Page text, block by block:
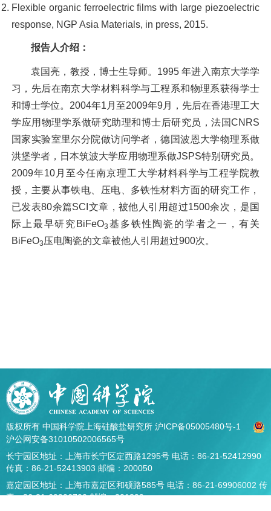
Flexible organic ferroelectric films with large piezoelectric
response, NGP Asia Materials, in press, 2015.
报告人介绍：
袁国亮，教授，博士生导师。1995 年进入南京大学学
习，先后在南京大学材料科学与工程系和物理系获得学士
和博士学位。2004年1月至2009年9月，先后在香港理工大
学应用物理学系做研究助理和博士后研究员，法国CNRS
国家实验室里尔分院做访问学者，德国波恩大学物理系做
洪堡学者，日本筑波大学应用物理系做JSPS特别研究员。
2009年10月至今任南京理工大学材料科学与工程学院教
授，主要从事铁电、压电、多铁性材料方面的研究工作，
已发表80余篇SCI文章，被他人引用超过1500余次，是国
际上最早研究BiFeO3 基多铁性陶瓷的学者之一，有关
BiFeO3压电陶瓷的文章被他人引用超过900次。
版权所有 中国科学院上海硅酸盐研究所 沪ICP备05005480号-1
沪公网安备31010502006565号
长宁园区地址：上海市长宁区定西路1295号 电话：86-21-52412990
传真：86-21-52413903 邮编：200050
嘉定园区地址：上海市嘉定区和硕路585号 电话：86-21-69906002 传
真：86-21-69906700 邮编：201899